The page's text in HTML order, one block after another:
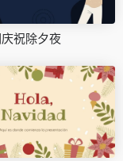
祝除夕夜